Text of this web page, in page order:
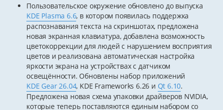
Пользовательское окружение обновлено до выпуска
KDE Plasma 6.6, в котором появилась поддержка
распознавания текста на скриншотах, предложена
новая экранная клавиатура, добавлена возможность
цветокоррекции для людей с нарушением восприятия
цветов и реализована автоматическая настройка
яркости экрана на устройствах с датчиком
освещённости. Обновлены набор приложений
KDE Gear 26.04, KDE Frameworks 6.26 и Qt 6.10.
Предложена новая схема упаковки драйверов NVIDIA,
которые теперь поставляются единым набором со